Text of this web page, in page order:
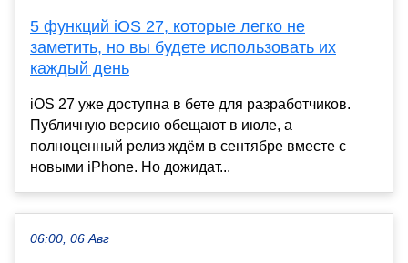
5 функций iOS 27, которые легко не
заметить, но вы будете использовать их
каждый день
iOS 27 уже доступна в бете для разработчиков.
Публичную версию обещают в июле, а
полноценный релиз ждём в сентябре вместе с
новыми iPhone. Но дожидат...
06:00, 06 Авг